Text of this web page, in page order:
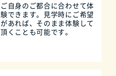
ご自身のご都合に合わせて体
験できます。見学時にご希望
があれば、そのまま体験して
頂くことも可能です。